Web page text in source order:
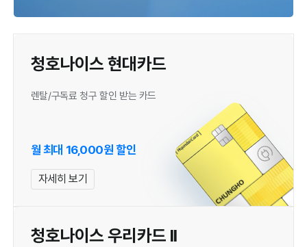
청호나이스 현대카드
렌탈/구독료 청구 할인 받는 카드
월 최대 16,000원 할인
자세히 보기
청호나이스 우리카드 II